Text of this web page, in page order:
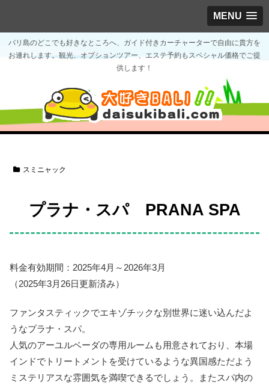
MENU
バリ島のどこでも好きなところへ、ガイド付きカーチャーターで自由に貴方を
お連れします。観光、オプションツアー、エステ予約もスペシャル価格でご提
供します！
スミニャック
プラナ・スパ PRANA SPA
料金有効期間：2025年4月～2026年3月
（2025年3月26日更新済み）
ファンタスティックでエキゾチックな別世界に迷い込んだよ
うなプラナ・スパ。
人気のアーユルベーダの専用ルームも用意されており、本場
インドでトリートメントを受けているような異国感ただよう
ミステリアスな雰囲気を満喫できるでしょう。またスパ内の